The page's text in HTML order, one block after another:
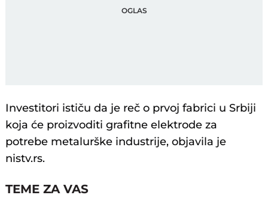
Investitori ističu da je reč o prvoj fabrici u Srbiji
koja će proizvoditi grafitne elektrode za
potrebe metalurške industrije, objavila je
nistv.rs.
TEME ZA VAS